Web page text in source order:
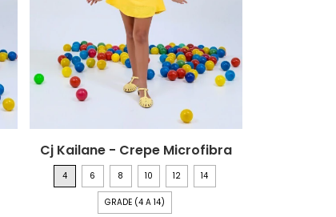
Cj Kailane - Crepe Microfibra
4 6 8 10 12 14
GRADE (4 A 14)